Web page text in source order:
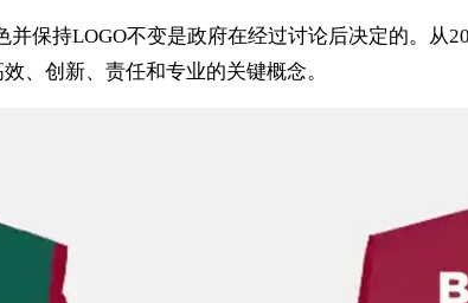
保持LOGO不变是政府在经过讨论后决定的。从
、创新、责任和专业的关键概念。